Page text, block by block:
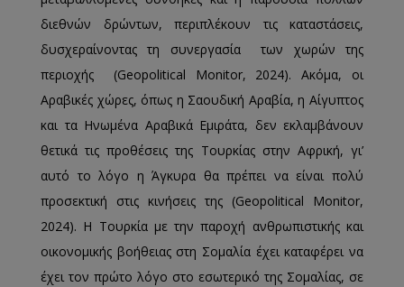
διεθνών δρώντων, περιπλέκουν τις καταστάσεις,
δυσχεραίνοντας τη συνεργασία των χωρών της
περιοχής (Geopolitical Monitor, 2024). Ακόμα, οι
Αραβικές χώρες, όπως η Σαουδική Αραβία, η Αίγυπτος
και τα Ηνωμένα Αραβικά Εμιράτα, δεν εκλαμβάνουν
θετικά τις προθέσεις της Τουρκίας στην Αφρική, γι’
αυτό το λόγο η Άγκυρα θα πρέπει να είναι πολύ
προσεκτική στις κινήσεις της (Geopolitical Monitor,
2024). Η Τουρκία με την παροχή ανθρωπιστικής και
οικονομικής βοήθειας στη Σομαλία έχει καταφέρει να
έχει τον πρώτο λόγο στο εσωτερικό της Σομαλίας, σε